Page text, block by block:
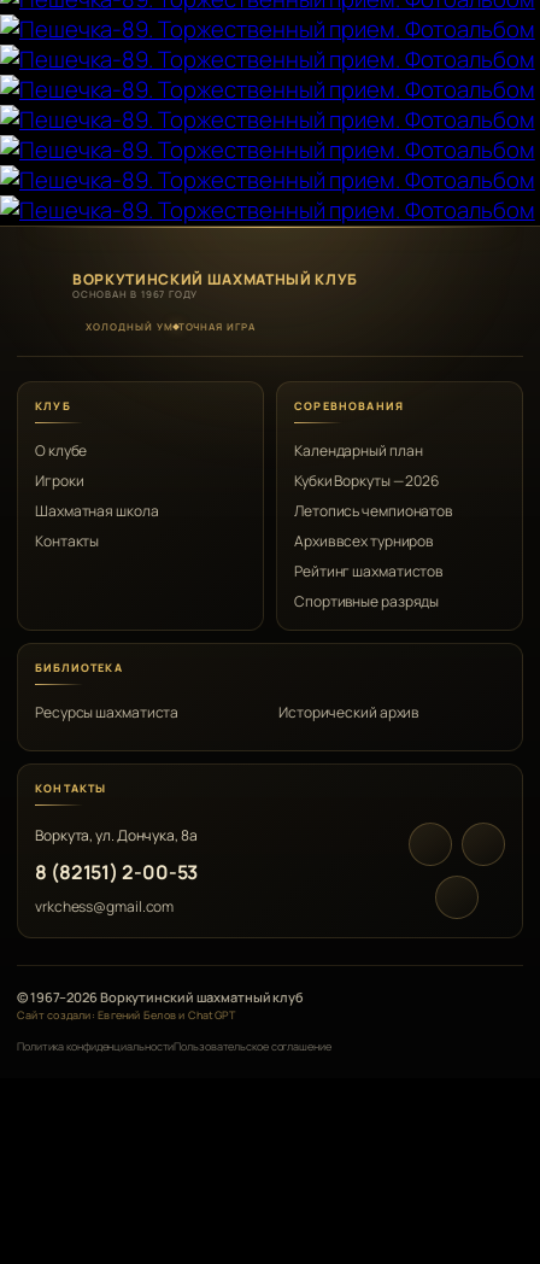
ВОРКУТИНСКИЙ ШАХМАТНЫЙ КЛУБ
ОСНОВАН В 1967 ГОДУ
ХОЛОДНЫЙ УМ ТОЧНАЯ ИГРА
КЛУБ
О клубе
Игроки
Шахматная школа
Контакты
СОРЕВНОВАНИЯ
Календарный план
Кубки Воркуты — 2026
Летопись чемпионатов
Архив всех турниров
Рейтинг шахматистов
Спортивные разряды
БИБЛИОТЕКА
Ресурсы шахматиста Исторический архив
КОНТАКТЫ
Воркута, ул. Дончука, 8а
8 (82151) 2-00-53
vrkchess@gmail.com
© 1967–2026 Воркутинский шахматный клуб
Сайт создали: Евгений Белов и ChatGPT
Политика конфиденциальностиПользовательское соглашение